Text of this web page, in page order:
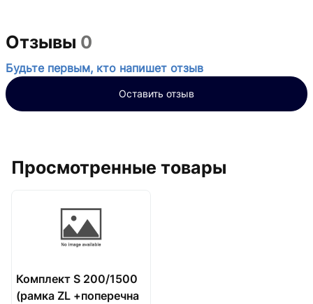
Отзывы 0
Будьте первым, кто напишет отзыв
Оставить отзыв
Просмотренные товары
Комплект S 200/1500
(рамка ZL +поперечна